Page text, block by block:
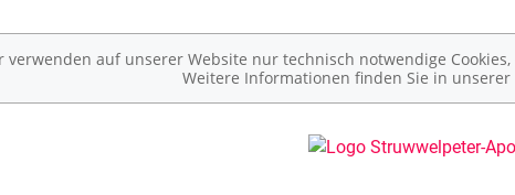
verwenden auf unserer Website nur technisch notwendige
Weitere Informationen finden Sie in unserer